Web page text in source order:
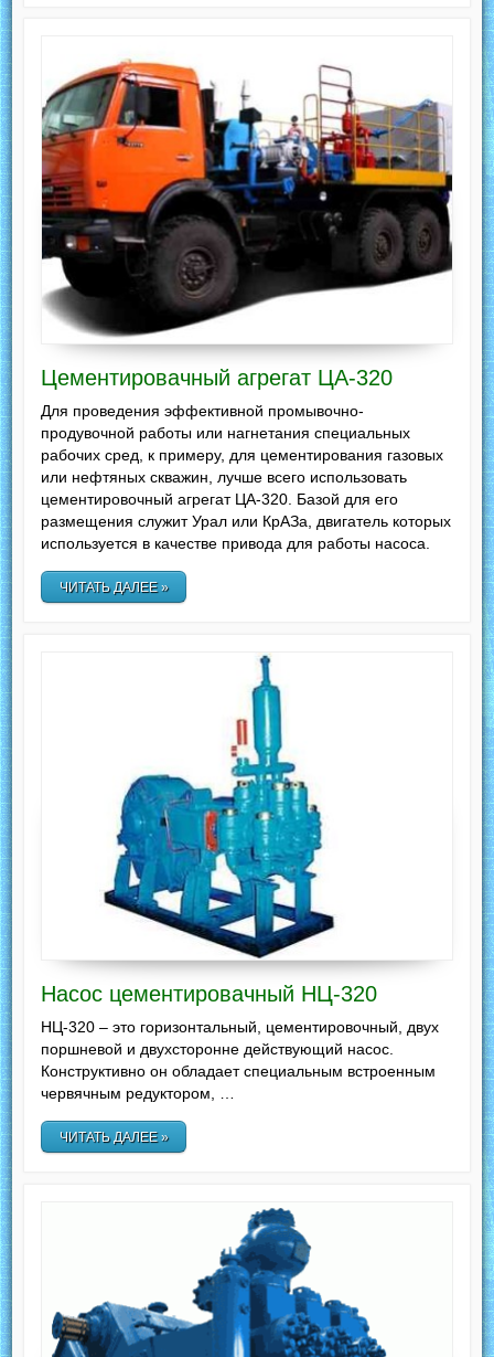
Цементировачный агрегат ЦА-320
Для проведения эффективной промывочно-
продувочной работы или нагнетания специальных
рабочих сред, к примеру, для цементирования газовых
или нефтяных скважин, лучше всего использовать
цементировочный агрегат ЦА-320. Базой для его
размещения служит Урал или КрАЗа, двигатель которых
используется в качестве привода для работы насоса.
ЧИТАТЬ ДАЛЕЕ »
Насос цементировачный НЦ-320
НЦ-320 – это горизонтальный, цементировочный, двух
поршневой и двухсторонне действующий насос.
Конструктивно он обладает специальным встроенным
червячным редуктором, …
ЧИТАТЬ ДАЛЕЕ »